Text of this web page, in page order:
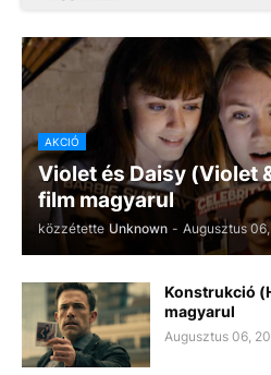
AKCIÓ
Violet és Daisy (Violet
film magyarul
közzétette Unknown - Augusztus
Konstrukció
magyarul
Augusztus 06,